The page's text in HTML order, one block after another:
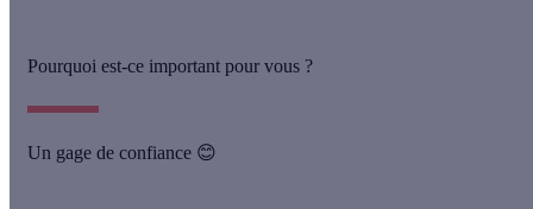
Pourquoi est-ce important pour vous ?
Un gage de confiance 😊